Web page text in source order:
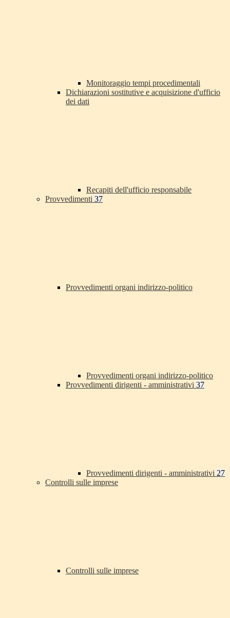
Monitoraggio tempi procedimentali
Dichiarazioni sostitutive e acquisizione d'ufficio
dei dati
Recapiti dell'ufficio responsabile
Provvedimenti 37
Provvedimenti organi indirizzo-politico
Provvedimenti organi indirizzo-politico
Provvedimenti dirigenti - amministrativi 37
Provvedimenti dirigenti - amministrativi 27
Controlli sulle imprese
Controlli sulle imprese